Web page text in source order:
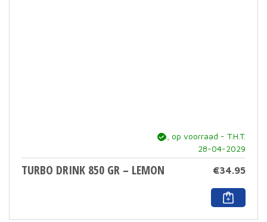
ja, op voorraad - T.H.T.
28-04-2029
TURBO DRINK 850 GR – LEMON €34.95